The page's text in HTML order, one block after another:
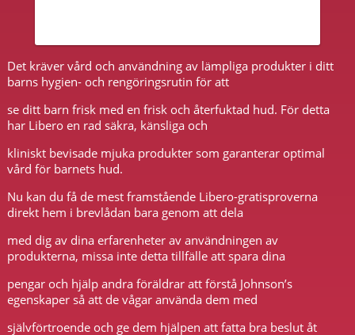
Det kräver vård och användning av lämpliga produkter i ditt
barns hygien- och rengöringsrutin för att
se ditt barn frisk med en frisk och återfuktad hud. För detta
har Libero en rad säkra, känsliga och
kliniskt bevisade mjuka produkter som garanterar optimal
vård för barnets hud.
Nu kan du få de mest framstående Libero-gratisproverna
direkt hem i brevlådan bara genom att dela
med dig av dina erfarenheter av användningen av
produkterna, missa inte detta tillfälle att spara dina
pengar och hjälp andra föräldrar att förstå Johnson’s
egenskaper så att de vågar använda dem med
självförtroende och ge dem hjälpen att fatta bra beslut åt